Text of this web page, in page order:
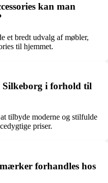
kan man
et bredt udvalg af møbler,
til hjemmet.
Silkeborg i forhold til
tilbyde moderne og stilfulde
priser.
forhandles hos